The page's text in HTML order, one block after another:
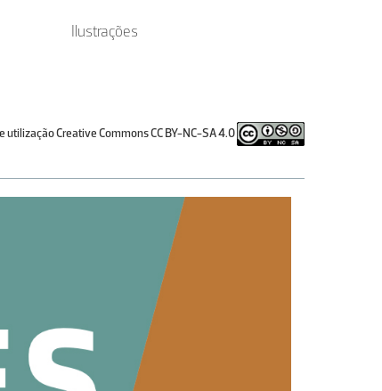
Ilustrações
utilização Creative Commons CC BY-NC-SA 4.0